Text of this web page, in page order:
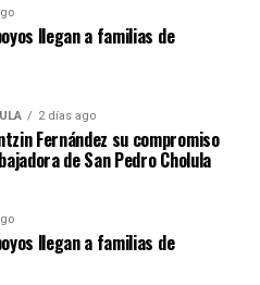
llegan a familias de
2 días ago
Fernández su compromiso
de San Pedro Cholula
llegan a familias de